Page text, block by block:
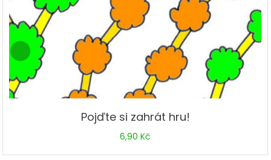
Pojďte si zahrát hru!
6,90Kč